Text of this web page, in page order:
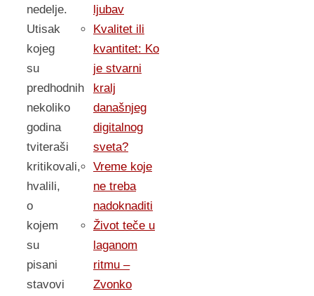
nedelje.
Utisak
kojeg
su
predhodnih
nekoliko
godina
tviteraši
kritikovali,
hvalili,
o
kojem
su
pisani
stavovi
ljubav
Kvalitet ili
kvantitet: Ko
je stvarni
kralj
današnjeg
digitalnog
sveta?
Vreme koje
ne treba
nadoknaditi
Život teče u
laganom
ritmu –
Zvonko